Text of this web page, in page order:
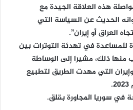
هذه العلاقة الجيدة مع
الحديث عن السياسة التي
العراق أو إيران”.
في تهدئة التوترات بين
ذلك، مشيرا إلى الوساطة
التي مهدت الطريق لتطبيع
في سوريا المجاورة بقلق.